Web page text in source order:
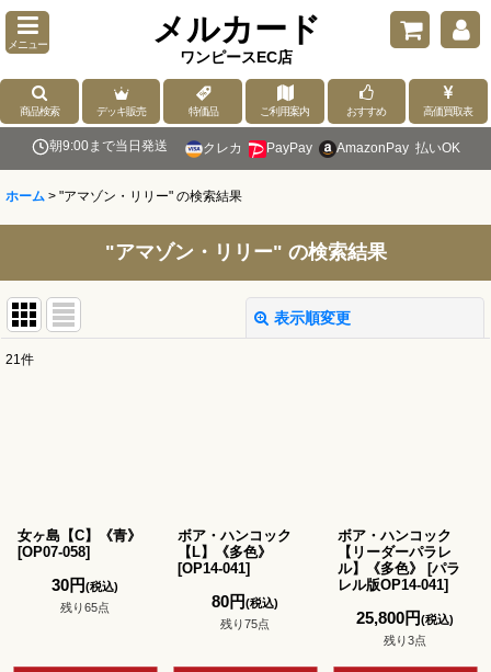
メニュー メルカード
ワンピースEC店
商品検索 デッキ販売 特価品 ご利用案内 おすすめ 高価買取表
朝9:00まで当日発送 クレカ PayPay AmazonPay 払いOK
ホーム > "アマゾン・リリー" の検索結果
"アマゾン・リリー" の検索結果
表示順変更
絞り込む
21件
女ヶ島【C】《青》
[OP07-058]
30円(税込)
残り65点
ボア・ハンコック
【L】《多色》
[OP14-041]
80円(税込)
残り75点
ボア・ハンコック
【リーダーパラレ
ル】《多色》
[パラ
レル版OP14-041]
25,800円(税込)
残り3点